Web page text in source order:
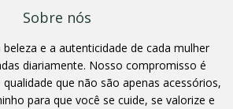
Sobre nós
e a autenticidade de cada mulher
diariamente. Nosso compromisso é
que não são apenas acessórios,
para que você se cuide, se valorize e